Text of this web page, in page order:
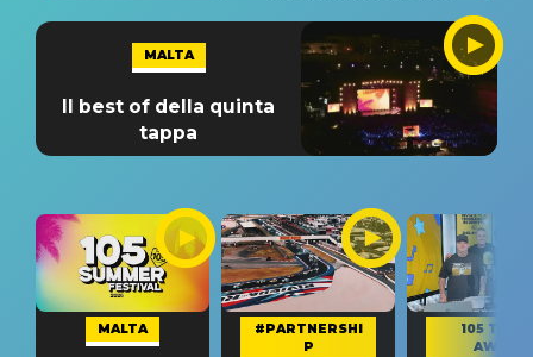
MALTA
Il best of della quinta
tappa
MALTA
#PARTNERSHI
P
105 TAKE
AWAY